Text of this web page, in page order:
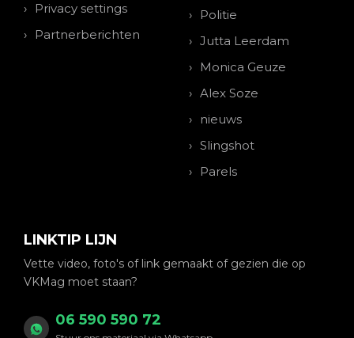
Privacy settings
Partnerberichten
Politie
Jutta Leerdam
Monica Geuze
Alex Soze
nieuws
Slingshot
Parels
LINKTIP LIJN
Vette video, foto's of link gemaakt of gezien die op
VKMag moet staan?
06 590 590 72